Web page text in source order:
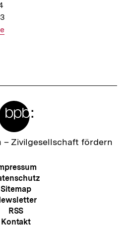
– Zivilgesellschaft fördern
Meta-
Navigation
Sitemap
RSS
Kontakt